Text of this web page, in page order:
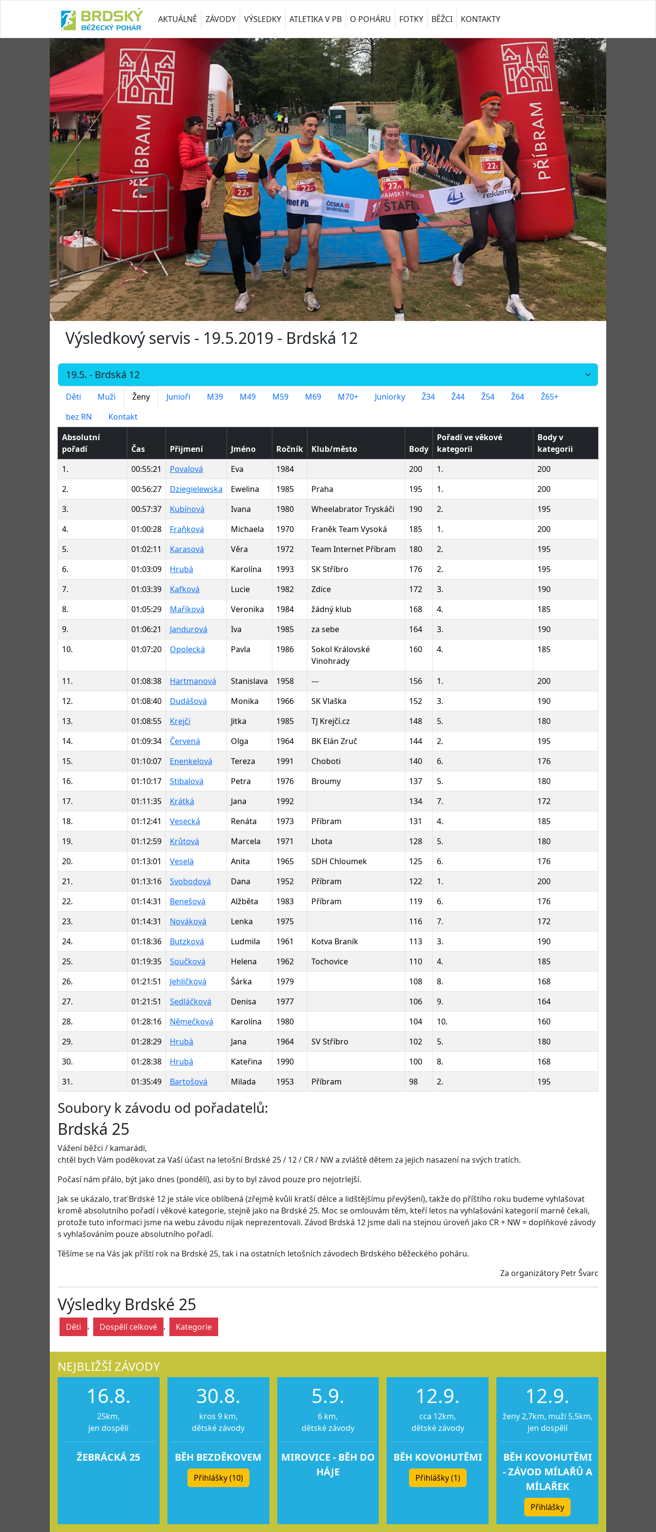
AKTUÁLNĚ ZÁVODY VÝSLEDKY ATLETIKA V PB O POHÁRU FOTKY BĚŽCI KONTAKTY
Výsledkový servis - 19.5.2019 - Brdská 12
Děti Muži Ženy Junioři M39 M49 M59 M69 M70+ Juniorky Ž34 Ž44 Ž54 Ž64
Ž65+
bez RN
Kontakt
Absolutní
pořadí
Čas Přijmení Jméno Ročník Klub/město Body
Pořadí ve věkové
kategorii
Body v
kategorii
1.
00:55:21 Povalová Eva 1984 200 1.
200
2.
00:56:27 Dziegielewska Ewelina 1985 Praha 195 1.
200
3.
00:57:37 Kubínová Ivana 1980 Wheelabrator Tryskáči 190 2.
195
4.
01:00:28 Fraňková Michaela 1970 Franěk Team Vysoká 185 1.
200
5.
01:02:11 Karasová Věra 1972 Team Internet Příbram 180 2.
195
6.
01:03:09 Hrubá Karolína 1993 SK Stříbro 176 2.
195
7.
01:03:39 Kafková Lucie 1982 Zdice 172 3.
190
8.
01:05:29 Maříková Veronika 1984 žádný klub 168 4.
185
9.
01:06:21 Jandurová Iva 1985 za sebe 164 3.
190
10.
01:07:20 Opolecká Pavla 1986
Sokol Královské
Vinohrady
160 4. 185
11. 01:08:38 Hartmanová Stanislava 1958 --- 156 1.
200
12.
01:08:40 Dudášová Monika 1966 SK Vlaška 152 3.
190
13.
01:08:55 Krejčí Jitka 1985 TJ Krejčí.cz 148 5.
180
14.
01:09:34 Červená Olga 1964 BK Elán Zruč 144 2.
195
15.
01:10:07 Enenkelová Tereza 1991 Choboti 140 6.
176
16.
01:10:17 Stibalová Petra 1976 Broumy 137 5.
180
17.
01:11:35 Krátká Jana 1992 134 7.
172
18.
01:12:41 Vesecká Renáta 1973 Příbram 131 4.
185
19.
01:12:59 Krůtová Marcela 1971 Lhota 128 5.
180
20.
01:13:01 Veselá Anita 1965 SDH Chloumek 125 6.
176
21.
01:13:16 Svobodová Dana 1952 Příbram 122 1.
200
22.
01:14:31 Benešová Alžběta 1983 Příbram 119 6.
176
23.
01:14:31 Nováková Lenka 1975 116 7.
172
24.
01:18:36 Butzková Ludmila 1961 Kotva Braník 113 3.
190
25.
01:19:35 Součková Helena 1962 Tochovice 110 4.
185
26.
01:21:51 Jehličková Šárka 1979 108 8.
168
27.
01:21:51 Sedláčková Denisa 1977 106 9.
164
28.
01:28:16 Němečková Karolína 1980 104 10.
160
29.
01:28:29 Hrubá Jana 1964 SV Stříbro 102 5.
180
30.
01:28:38 Hrubá Kateřina 1990 100 8.
168
31.
01:35:49 Bartošová Milada 1953 Příbram 98 2. 195
Soubory k závodu od pořadatelů:
Brdská 25
Vážení běžci / kamarádi,
chtěl bych Vám poděkovat za Vaší účast na letošní Brdské 25 / 12 / CR / NW a zvláště dětem za jejich nasazení na svých tratích.
Počasí nám přálo, být jako dnes (pondělí), asi by to byl závod pouze pro nejotrlejší.
Jak se ukázalo, trať Brdské 12 je stále více oblíbená (zřejmě kvůli kratší délce a lidštějšímu převýšení), takže do příštího roku budeme vyhlašovat
kromě absolutního pořadí i věkové kategorie, stejně jako na Brdské 25. Moc se omlouvám těm, kteří letos na vyhlašování kategorií marně čekali,
protože tuto informaci jsme na webu závodu nijak neprezentovali. Závod Brdská 12 jsme dali na stejnou úroveň jako CR + NW = doplňkové závody
s vyhlašováním pouze absolutního pořadí.
Těšíme se na Vás jak příští rok na Brdské 25, tak i na ostatních letošních závodech Brdského běžeckého poháru.
Za organizátory Petr Švarc
Výsledky Brdské 25
Děti , Dospělí celkové , Kategorie
NEJBLIŽŠÍ ZÁVODY
16.8.
25km,
jen dospělí
ŽEBRÁCKÁ 25
30.8.
kros 9 km,
dětské závody
BĚH BEZDĚKOVEM
Přihlášky (10)
5.9.
6 km,
dětské závody
MIROVICE - BĚH DO
HÁJE
12.9.
cca 12km,
dětské závody
BĚH KOVOHUTĚMI
Přihlášky (1)
12.9.
ženy 2,7km, muži 5,5km,
jen dospělí
BĚH KOVOHUTĚMI
- ZÁVOD MÍLAŘŮ A
MÍLAŘEK
Přihlášky